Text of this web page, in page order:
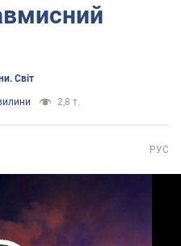
Світ
2,8 т.
РУС